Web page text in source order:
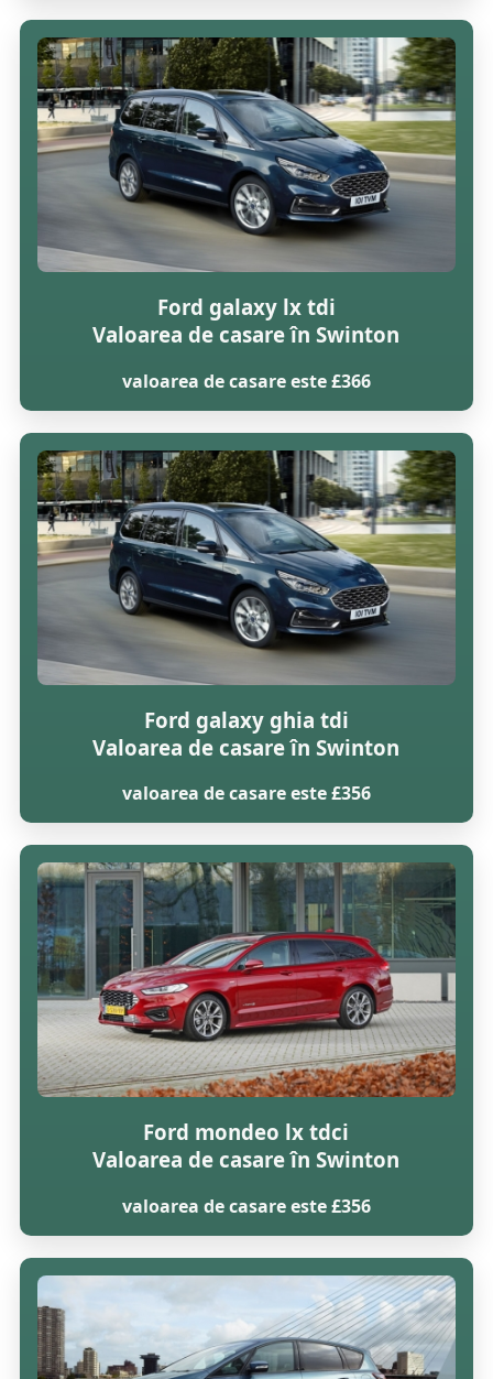
Ford galaxy lx tdi
Valoarea de casare în Swinton
valoarea de casare este £366
Ford galaxy ghia tdi
Valoarea de casare în Swinton
valoarea de casare este £356
Ford mondeo lx tdci
Valoarea de casare în Swinton
valoarea de casare este £356